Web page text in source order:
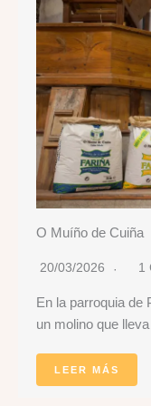
O Muíño de Cuiña
20/03/2026 1
En la parroquia de
un molino que
LEER MÁS